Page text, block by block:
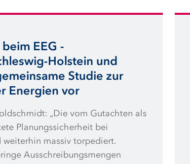
EEG -
Holstein und
Studie zur
Energien vor
„Die vom Gutachten als
Planungssicherheit bei
weiterhin massiv torpediert.
Ausschreibungsmengen